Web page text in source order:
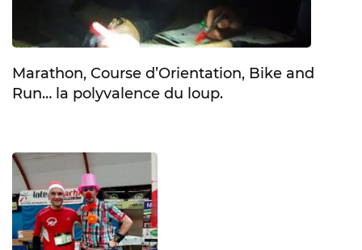
Marathon, Course d’Orientation, Bike and
Run… la polyvalence du loup.